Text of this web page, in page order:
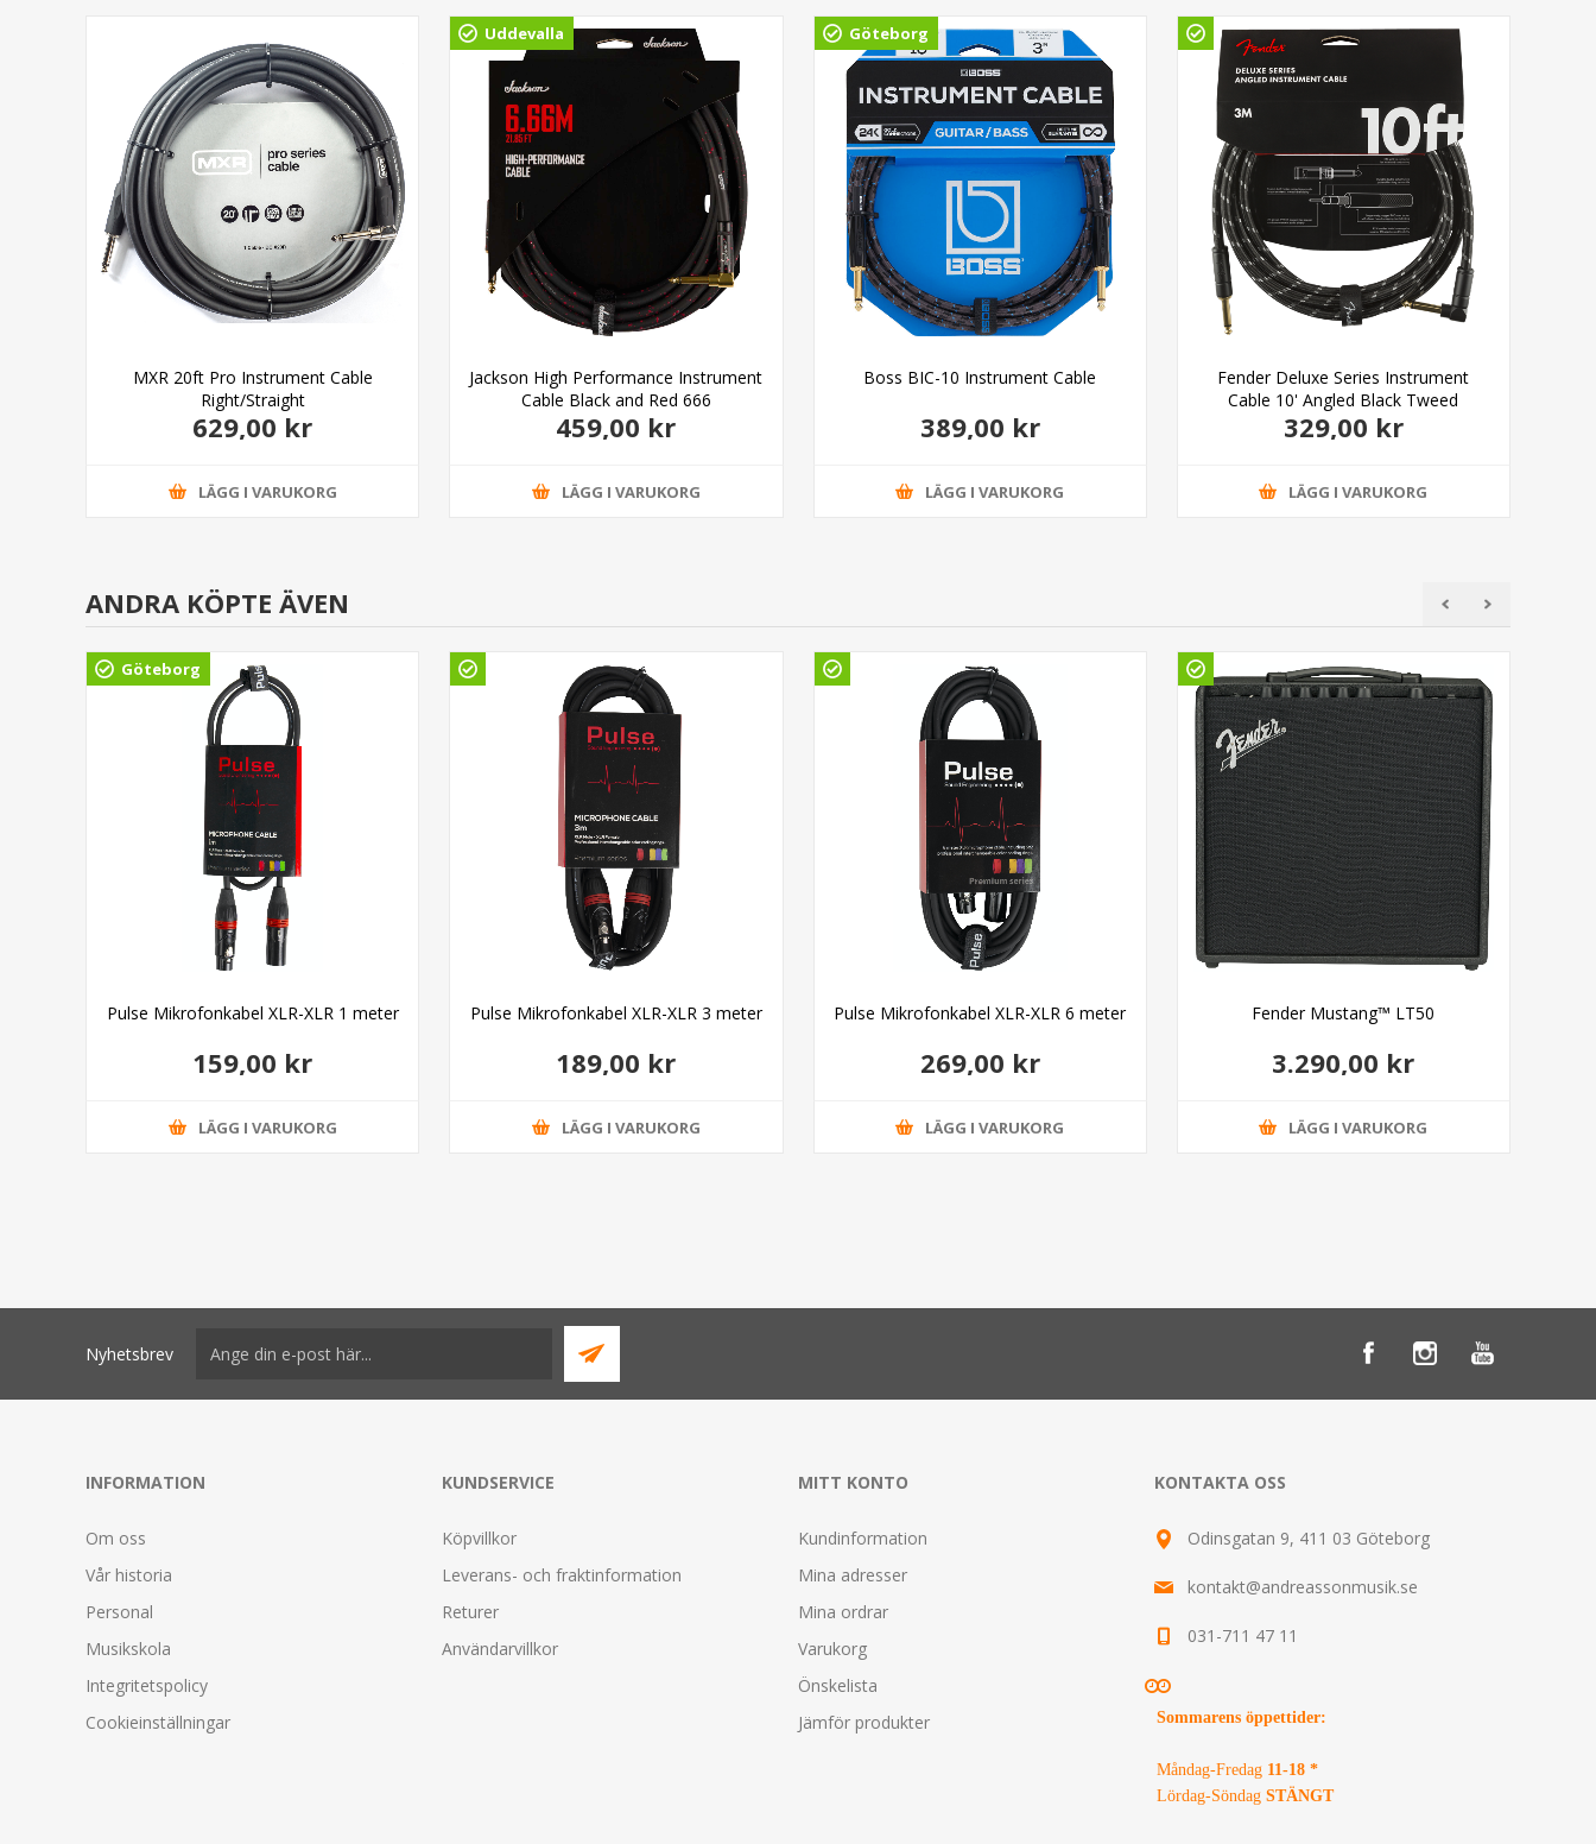
MXR 20ft Pro Instrument Cable
Right/Straight
629,00 kr
LÄGG I VARUKORG
Uddevalla
Jackson High Performance Instrument
Cable Black and Red 666
459,00 kr
LÄGG I VARUKORG
Göteborg
Boss BIC-10 Instrument Cable
389,00 kr
LÄGG I VARUKORG
Fender Deluxe Series Instrument
Cable 10' Angled Black Tweed
329,00 kr
LÄGG I VARUKORG
ANDRA KÖPTE ÄVEN
Göteborg
Pulse Mikrofonkabel XLR-XLR 1 meter
159,00 kr
LÄGG I VARUKORG
Pulse Mikrofonkabel XLR-XLR 3 meter
189,00 kr
LÄGG I VARUKORG
Pulse Mikrofonkabel XLR-XLR 6 meter
269,00 kr
LÄGG I VARUKORG
Fender Mustang™ LT50
3.290,00 kr
LÄGG I VARUKORG
Nyhetsbrev
INFORMATION
Om oss
Vår historia
Personal
Musikskola
Integritetspolicy
Cookieinställningar
KUNDSERVICE
Köpvillkor
Leverans- och fraktinformation
Returer
Användarvillkor
MITT KONTO
Kundinformation
Mina adresser
Mina ordrar
Varukorg
Önskelista
Jämför produkter
KONTAKTA OSS
Odinsgatan 9, 411 03 Göteborg
kontakt@andreassonmusik.se
031-711 47 11
Sommarens öppettider:
Måndag-Fredag 11-18 *
Lördag-Söndag STÄNGT